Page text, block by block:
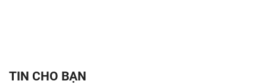
TIN CHO BẠN